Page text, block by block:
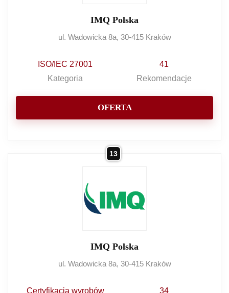
IMQ Polska
ul. Wadowicka 8a, 30-415 Kraków
ISO/IEC 27001
Kategoria
41
Rekomendacje
OFERTA
13
IMQ Polska
ul. Wadowicka 8a, 30-415 Kraków
Certyfikacja wyrobów 34